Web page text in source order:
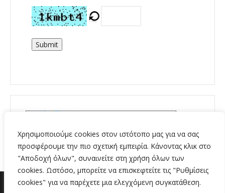
Χρησιμοποιούμε cookies στον ιστότοπο μας για να σας
προσφέρουμε την πιο σχετική εμπειρία. Κάνοντας κλικ στο
"Αποδοχή όλων", συναινείτε στη χρήση όλων των
cookies. Ωστόσο, μπορείτε να επισκεφτείτε τις "Ρυθμίσεις
cookies" για να παρέχετε μια ελεγχόμενη συγκατάθεση.
Submit